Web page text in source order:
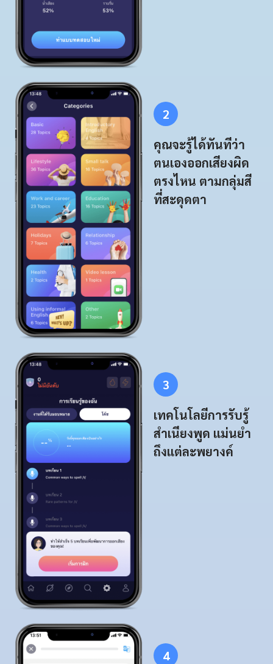
2
คุณจะรู้ได้ทันทีว่า
ตนเองออกเสียงผิด
ตรงไหน ตามกลุ่มสี
ที่สะดุดตา
3
เทคโนโลยีการรับรู้
สำเนียงพูด แม่นยำ
ถึงแต่ละพยางค์
4